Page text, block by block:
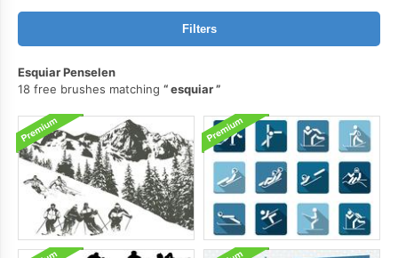
Filters
Esquiar Penselen
18 free brushes matching
esquiar